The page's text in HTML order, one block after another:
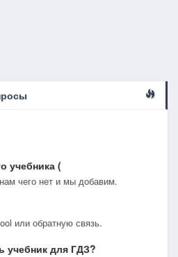
учебника (
чего нет и мы добавим.
или обратную связь.
учебник для ГДЗ?